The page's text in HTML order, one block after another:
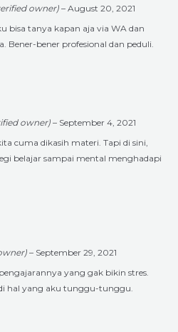
owner)– August 20, 2021
bisa tanya kapan aja via WA dan
Bener-bener profesional dan peduli.
owner)– September 4, 2021
cuma dikasih materi. Tapi di sini,
belajar sampai mental menghadapi
– September 29, 2021
yang gak bikin stres.
hal yang aku tunggu-tunggu.